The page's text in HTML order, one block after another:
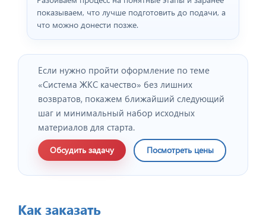
показываем, что лучше подготовить до подачи, а
что можно донести позже.
Если нужно пройти оформление по теме
«Система ЖКС качество» без лишних
возвратов, покажем ближайший следующий
шаг и минимальный набор исходных
материалов для старта.
Обсудить задачу Посмотреть цены
Как заказать